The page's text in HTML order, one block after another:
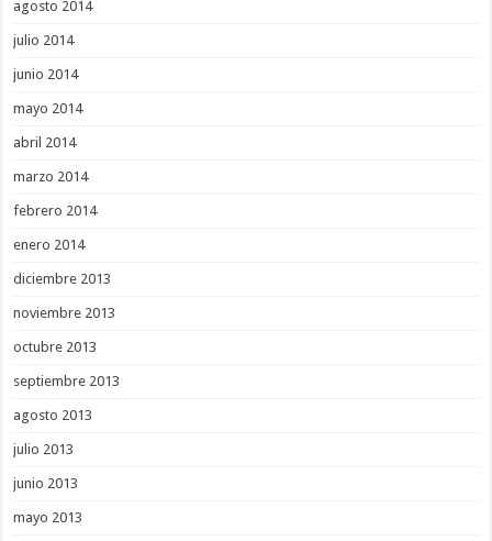
agosto 2014
julio 2014
junio 2014
mayo 2014
abril 2014
marzo 2014
febrero 2014
enero 2014
diciembre 2013
noviembre 2013
octubre 2013
septiembre 2013
agosto 2013
julio 2013
junio 2013
mayo 2013